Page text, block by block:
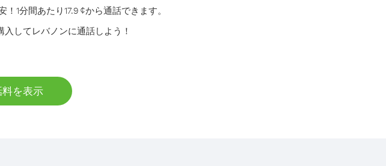
1分間あたり17.9 ¢から通話できます。
してレバノンに通話しよう！
を表示